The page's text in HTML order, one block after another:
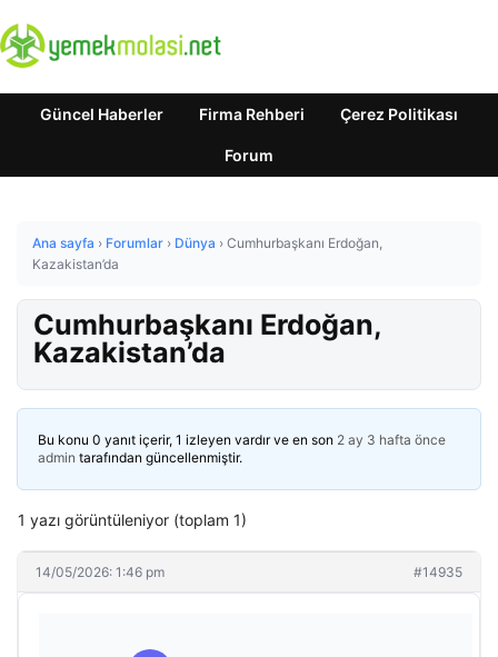
Güncel Haberler Firma Rehberi Çerez Politikası
Forum
Ana sayfa › Forumlar › Dünya › Cumhurbaşkanı Erdoğan,
Kazakistan’da
Cumhurbaşkanı Erdoğan,
Kazakistan’da
Bu konu 0 yanıt içerir, 1 izleyen vardır ve en son 2 ay 3 hafta önce
admin tarafından güncellenmiştir.
1 yazı görüntüleniyor (toplam 1)
14/05/2026: 1:46 pm #14935